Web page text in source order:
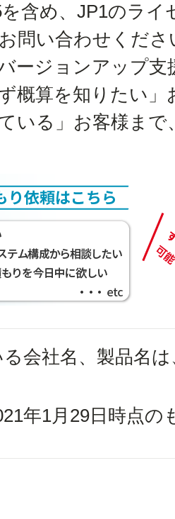
含め、JP1のラ
問い合わせくだ
ージョンアップ
概算を知りたい
いる」お客様まで
会社名、製品名
年1月29日時点の